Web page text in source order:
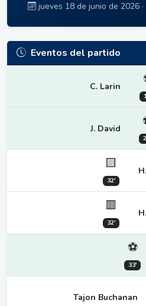
jueves 18 de junio de 2026 ·
Eventos del partido
C. Larin
J. David
🟨
32'
🟥
32'
⚽
33'
Tajon Buchanan